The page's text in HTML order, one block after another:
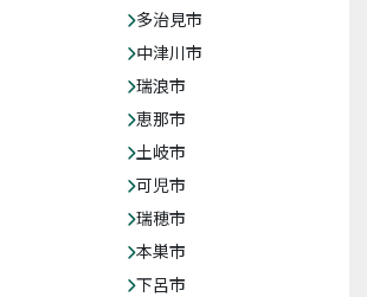
多治見市
中津川市
瑞浪市
恵那市
土岐市
可児市
瑞穂市
本巣市
下呂市